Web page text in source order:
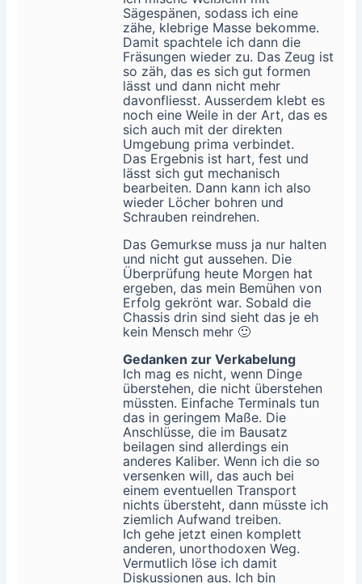
Sägespänen, sodass ich eine
zähe, klebrige Masse bekomme.
Damit spachtele ich dann die
Fräsungen wieder zu. Das Zeug ist
so zäh, das es sich gut formen
lässt und dann nicht mehr
davonfliesst. Ausserdem klebt es
noch eine Weile in der Art, das es
sich auch mit der direkten
Umgebung prima verbindet.
Das Ergebnis ist hart, fest und
lässt sich gut mechanisch
bearbeiten. Dann kann ich also
wieder Löcher bohren und
Schrauben reindrehen.
Das Gemurkse muss ja nur halten
und nicht gut aussehen. Die
Überprüfung heute Morgen hat
ergeben, das mein Bemühen von
Erfolg gekrönt war. Sobald die
Chassis drin sind sieht das je eh
kein Mensch mehr 🙂
Gedanken zur Verkabelung
Ich mag es nicht, wenn Dinge
überstehen, die nicht überstehen
müssten. Einfache Terminals tun
das in geringem Maße. Die
Anschlüsse, die im Bausatz
beilagen sind allerdings ein
anderes Kaliber. Wenn ich die so
versenken will, das auch bei
einem eventuellen Transport
nichts übersteht, dann müsste ich
ziemlich Aufwand treiben.
Ich gehe jetzt einen komplett
anderen, unorthodoxen Weg.
Vermutlich löse ich damit
Diskussionen aus. Ich bin